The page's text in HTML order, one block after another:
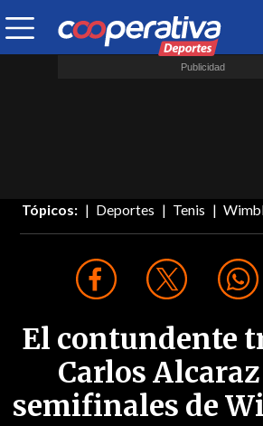
Tópicos: Deportes Tenis
El contundente
Carlos
semifinales de